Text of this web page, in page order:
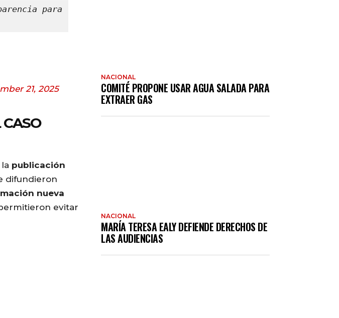
para
21, 2025
CASO
publicación
difundieron
nueva
evitar
NACIONAL
COMITÉ PROPONE USAR AGUA SALADA PARA
EXTRAER GAS
NACIONAL
MARÍA TERESA EALY DEFIENDE DERECHOS DE
LAS AUDIENCIAS